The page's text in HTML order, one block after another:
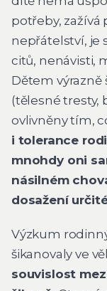
potřeby, zažívá
nepřátelství, je
citů, nenávisti,
Dětem výrazně
(tělesné tresty,
ovlivněny tím,
i tolerance
mnohdy oni
násilném
dosažení
Výzkum
šikanovaly ve
souvislost